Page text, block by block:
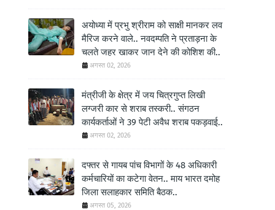
अयोध्या में प्रभु श्रीराम को साक्षी मानकर लव
मैरिज करने वाले.. नवदम्पति ने प्रताड़ना के
चलते जहर खाकर जान देने की कोशिश की..
अगस्त 02, 2026
मंत्रीजी के क्षेत्र में जय चित्रगुप्त लिखी
लग्जरी कार से शराब तस्करी.. संगठन
कार्यकर्ताओं ने 39 पेटी अवैध शराब पकड़वाई..
अगस्त 02, 2026
दफ्तर से गायब पांच विभागों के 48 अधिकारी
कर्मचारियों का कटेगा वेतन.. माय भारत दमोह
जिला सलाहकार समिति बैठक..
अगस्त 05, 2026